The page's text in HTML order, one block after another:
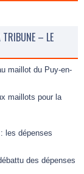
TRIBUNE – LE
maillot du Puy-en-
maillots pour la
les dépenses
des dépenses